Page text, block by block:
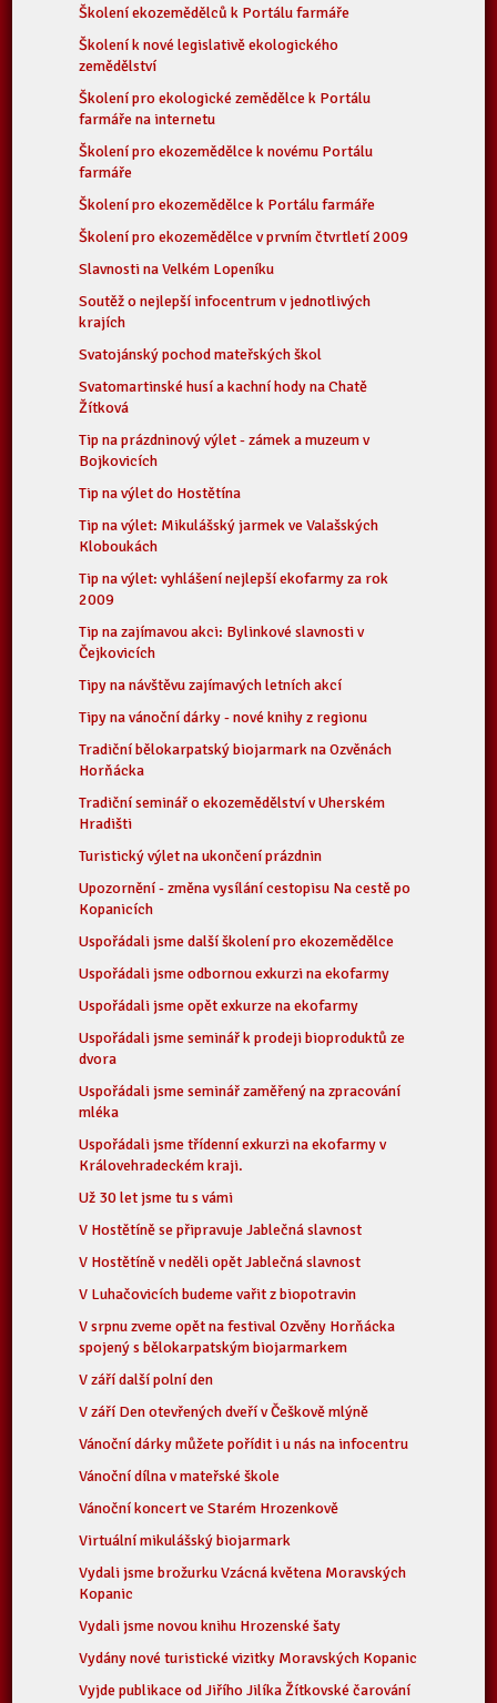
Školení ekozemědělců k Portálu farmáře
Školení k nové legislativě ekologického
zemědělství
Školení pro ekologické zemědělce k Portálu
farmáře na internetu
Školení pro ekozemědělce k novému Portálu
farmáře
Školení pro ekozemědělce k Portálu farmáře
Školení pro ekozemědělce v prvním čtvrtletí 2009
Slavnosti na Velkém Lopeníku
Soutěž o nejlepší infocentrum v jednotlivých
krajích
Svatojánský pochod mateřských škol
Svatomartinské husí a kachní hody na Chatě
Žítková
Tip na prázdninový výlet - zámek a muzeum v
Bojkovicích
Tip na výlet do Hostětína
Tip na výlet: Mikulášský jarmek ve Valašských
Kloboukách
Tip na výlet: vyhlášení nejlepší ekofarmy za rok
2009
Tip na zajímavou akci: Bylinkové slavnosti v
Čejkovicích
Tipy na návštěvu zajímavých letních akcí
Tipy na vánoční dárky - nové knihy z regionu
Tradiční bělokarpatský biojarmark na Ozvěnách
Horňácka
Tradiční seminář o ekozemědělství v Uherském
Hradišti
Turistický výlet na ukončení prázdnin
Upozornění - změna vysílání cestopisu Na cestě po
Kopanicích
Uspořádali jsme další školení pro ekozemědělce
Uspořádali jsme odbornou exkurzi na ekofarmy
Uspořádali jsme opět exkurze na ekofarmy
Uspořádali jsme seminář k prodeji bioproduktů ze
dvora
Uspořádali jsme seminář zaměřený na zpracování
mléka
Uspořádali jsme třídenní exkurzi na ekofarmy v
Královehradeckém kraji.
Už 30 let jsme tu s vámi
V Hostětíně se připravuje Jablečná slavnost
V Hostětíně v neděli opět Jablečná slavnost
V Luhačovicích budeme vařit z biopotravin
V srpnu zveme opět na festival Ozvěny Horňácka
spojený s bělokarpatským biojarmarkem
V září další polní den
V září Den otevřených dveří v Češkově mlýně
Vánoční dárky můžete pořídit i u nás na infocentru
Vánoční dílna v mateřské škole
Vánoční koncert ve Starém Hrozenkově
Virtuální mikulášský biojarmark
Vydali jsme brožurku Vzácná květena Moravských
Kopanic
Vydali jsme novou knihu Hrozenské šaty
Vydány nové turistické vizitky Moravských Kopanic
Vyjde publikace od Jiřího Jilíka Žítkovské čarování